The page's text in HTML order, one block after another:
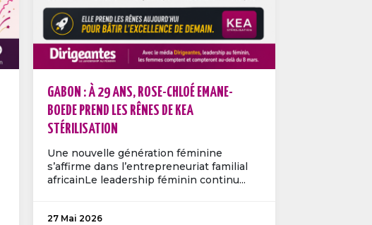
GABON : À 29 ANS, ROSE-CHLOÉ EMANE-
BOEDE PREND LES RÊNES DE KEA
STÉRILISATION
Une nouvelle génération féminine
s’affirme dans l’entrepreneuriat familial
africainLe leadership féminin continu...
27 Mai 2026